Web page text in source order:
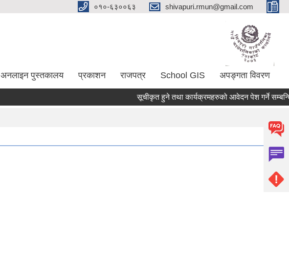
०१०-६३००६३ shivapuri.rmun@gmail.com
अनलाइन पुस्तकालय प्रकाशन राजपत्र School GIS अपङ्गता विवरण
सूचीकृत हुने तथा कार्यक्रमहरुको आवेदन पेश गर्ने सम्बन्धि